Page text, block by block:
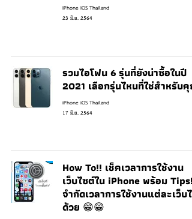
iPhone iOS Thailand
23 มิ.ย. 2564
รวมไอโฟน 6 รุ่นที่ยังน่าซื้อในปี
2021 เลือกรุ่นไหนที่ใช่สำหรับคุณ
iPhone iOS Thailand
17 มิ.ย. 2564
How To!! เช็คเวลาการใช้งาน
เว็บไซต์ใน iPhone พร้อม Tips!
จำกัดเวลาการใช้งานแต่ละเว็บได้
ด้วย 😁😁